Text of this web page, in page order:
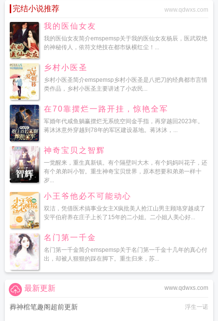
完结小说推荐 www.qdwxs.com
我的医仙女友
我的医仙女友简介emspemsp关于我的医仙女友杨辰，医武双绝
的神秘传人，依符文绝技在都市纵横红尘！...
乡村小医圣
乡村小医圣简介emspemsp乡村小医圣是八把刀的经典都市言情
类作品，乡村小医圣主要讲述了小农民...
在70靠摆烂一路开挂，惊艳全军
军婚年代咸鱼躺赢摆烂无系统空间金手指，再穿越回2023年。
蒋沐沐意外穿越到78年的军区建设基地。蒋沐沐，...
神奇宝贝之智辉
一觉醒来，重生真新镇。有个隔壁叫大木，有个妈妈叫花子，还
有个弟弟叫小智。重生神奇宝贝世界，原本想要和弟弟一样十
岁...
小王爷他必不可能动心
双洁，凭借医术搞事业女主X疯批美人抢江山男主顾珞穿越成了
安平伯府养在庄子上长了15年的二小姐。二小姐人美心好...
名门第一千金
名门第一千金简介emspemsp关于名门第一千金十几年的真心付
出，却被人狠狠的踩在脚下。重生归来，苏...
www.qdwxs.com
最新更新
葬神棺笔趣阁超前更新 浮生一诺